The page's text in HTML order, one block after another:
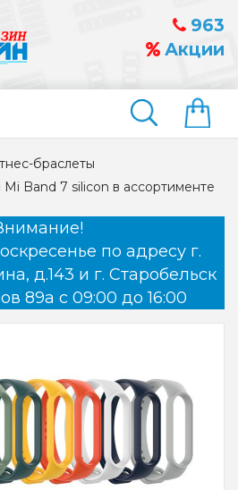
963
Акции
Найти
браслеты
Band 7 silicon в ассортименте
по адресу г.
д.143 и г. Старобельск
89а с 09:00 до 16:00